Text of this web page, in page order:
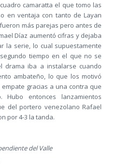
camaratta el que tomo las
en ventaja con tanto de Layan
más parejas pero antes de
Díaz aumentó cifras y dejaba
la serie, lo cual supuestamente
tiempo en el que no se
drama iba a instalarse cuando
ambateño, lo que los motivó
gracias a una contra que
Hubo entonces lanzamientos
del portero venezolano Rafael
por 4-3 la tanda.
del Valle